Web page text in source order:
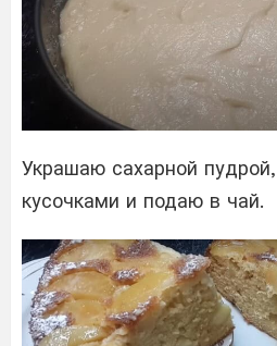
Украшаю сахарной
кусочками и подаю в чай.